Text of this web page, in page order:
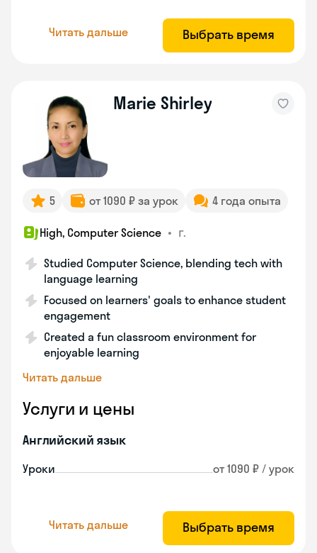
Читать дальше Выбрать время
Marie Shirley
5 от 1090 ₽ за урок 4 года опыта
High, Computer Science • г.
Studied Computer Science, blending tech with
language learning
Focused on learners' goals to enhance student
engagement
Created a fun classroom environment for
enjoyable learning
Читать дальше
Услуги и цены
Английский язык
Уроки от 1090 ₽ / урок
Читать дальше Выбрать время